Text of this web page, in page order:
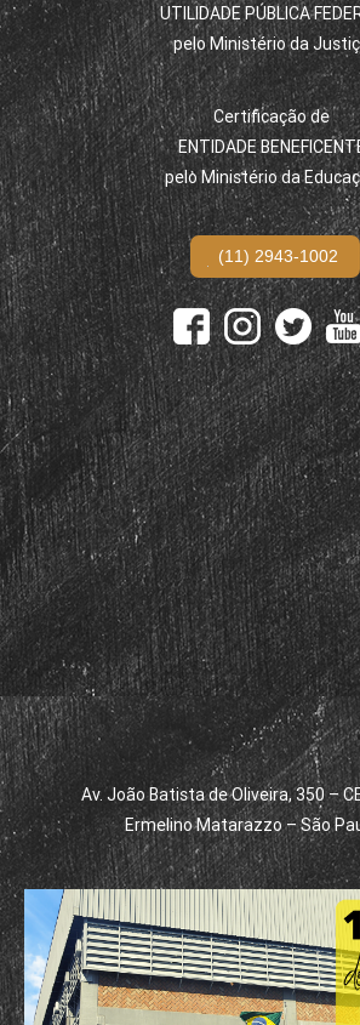
UTILIDADE PÚBLICA
pelo Ministério da
Certificação de
ENTIDADE
pelo Ministério da
(11) 2943-1002
Av. João Batista de Oliveira, 350 –
Ermelino Matarazzo – São